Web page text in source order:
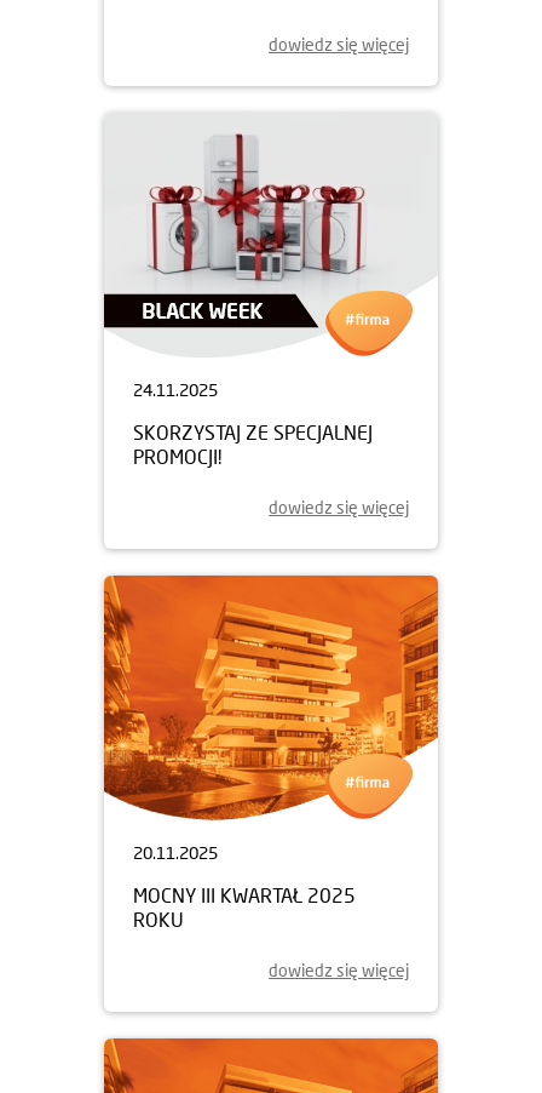
dowiedz się więcej
24.11.2025
SKORZYSTAJ ZE SPECJALNEJ
PROMOCJI!
dowiedz się więcej
20.11.2025
MOCNY III KWARTAŁ 2025
ROKU
dowiedz się więcej